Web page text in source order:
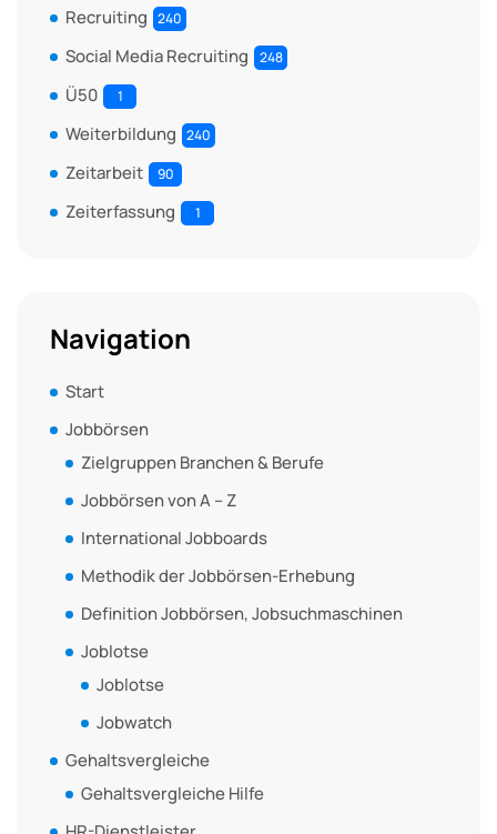
Recruiting 240
Social Media Recruiting 248
Ü50 1
Weiterbildung 240
Zeitarbeit 90
Zeiterfassung 1
Navigation
Start
Jobbörsen
Zielgruppen Branchen & Berufe
Jobbörsen von A – Z
International Jobboards
Methodik der Jobbörsen-Erhebung
Definition Jobbörsen, Jobsuchmaschinen
Joblotse
Joblotse
Jobwatch
Gehaltsvergleiche
Gehaltsvergleiche Hilfe